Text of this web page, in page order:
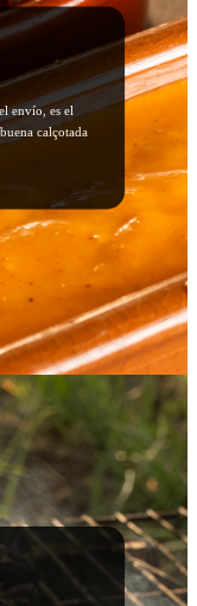
envío, es el
calçotada